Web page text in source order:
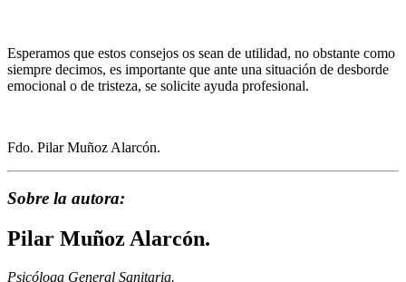
Esperamos que estos consejos os sean de utilidad, no obstante como
siempre decimos, es importante que ante una situación de desborde
emocional o de tristeza, se solicite ayuda profesional.
Fdo. Pilar Muñoz Alarcón.
Sobre la autora:
Pilar Muñoz Alarcón.
Psicóloga General Sanitaria.